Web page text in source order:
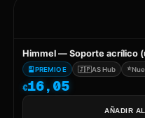
Himmel — Soporte acrílico
🎴PREMIO E 🇯🇵AS Hub ⭐
€16,05
AÑADIR